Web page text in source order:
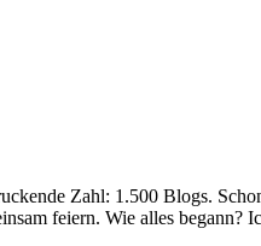
Zahl: 1.500 Blogs.
feiern. Wie alles